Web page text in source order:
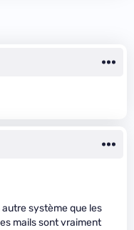
système que les
mails sont vraiment